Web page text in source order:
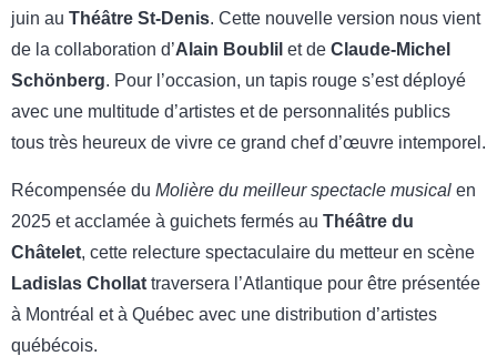
juin au Théâtre St-Denis. Cette nouvelle version nous vient
de la collaboration d’Alain Boublil et de Claude-Michel
Schönberg. Pour l’occasion, un tapis rouge s’est déployé
avec une multitude d’artistes et de personnalités publics
tous très heureux de vivre ce grand chef d’œuvre intemporel.
Récompensée du Molière du meilleur spectacle musical en
2025 et acclamée à guichets fermés au Théâtre du
Châtelet, cette relecture spectaculaire du metteur en scène
Ladislas Chollat traversera l’Atlantique pour être présentée
à Montréal et à Québec avec une distribution d’artistes
québécois.